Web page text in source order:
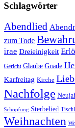
Schlagwörter
Abendlied
zum Tode
irae Dreieinigkeit
Gericht Glaube Gnade
Karfreitag Kirche
Nachfolge
Schöpfung Sterbelied
Weihnachten